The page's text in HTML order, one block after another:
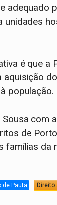
adequado
unidades
é que a
população.
com
de
famílias da
de Pauta Direito